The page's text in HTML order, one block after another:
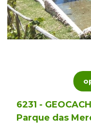
6231 -
Parque das